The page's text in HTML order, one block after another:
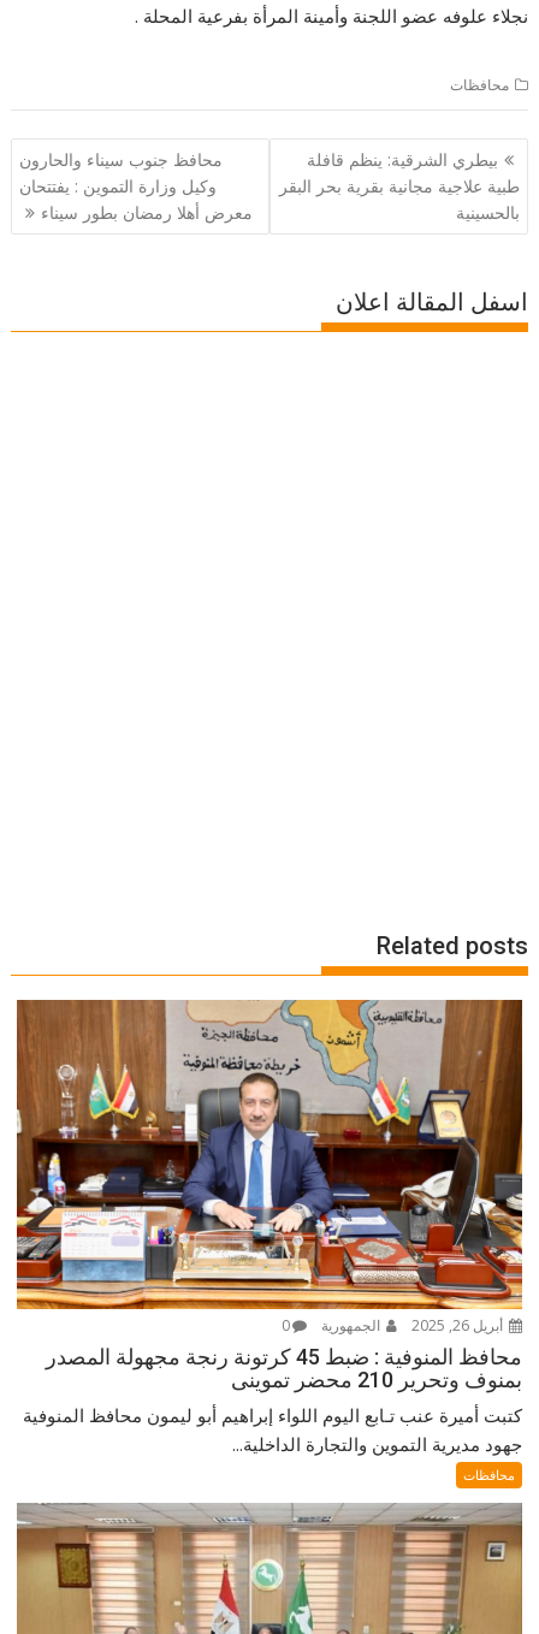
نجلاء علوفه عضو اللجنة وأمينة المرأة بفرعية المحلة .
محافظات
تصفّح
المقالات
بيطري الشرقية: ينظم قافلة
طبية علاجية مجانية بقرية بحر البقر
بالحسينية
محافظ جنوب سيناء والحارون
وكيل وزارة التموين : يفتتحان
معرض أهلا رمضان بطور سيناء
اسفل المقالة اعلان
Related posts
أبريل 26, 2025 الجمهورية 0
محافظ المنوفية : ضبط 45 كرتونة رنجة مجهولة المصدر
بمنوف وتحرير 210 محضر تموينى
كتبت أميرة عنب تـابع اليوم اللواء إبراهيم أبو ليمون محافظ المنوفية
جهود مديرية التموين والتجارة الداخلية...
محافظات